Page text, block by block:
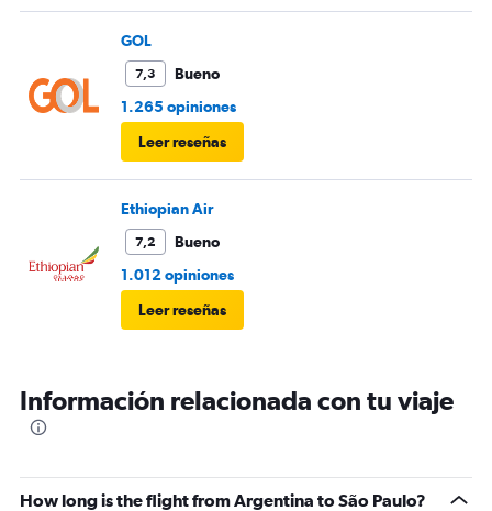
GOL
7,3
Bueno
1.265 opiniones
Leer reseñas
Ethiopian Air
7,2
Bueno
1.012 opiniones
Leer reseñas
Información relacionada con tu viaje
How long is the flight from Argentina to São Paulo?